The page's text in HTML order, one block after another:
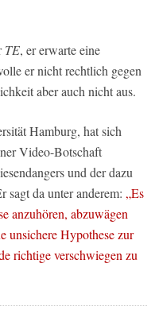
TE, er erwarte eine
er nicht rechtlich gegen
aber auch nicht aus.
Hamburg, hat sich
Video-Botschaft
und der dazu
sagt da unter anderem: „Es
anzuhören, abzuwägen
unsichere Hypothese zur
richtige verschwiegen zu